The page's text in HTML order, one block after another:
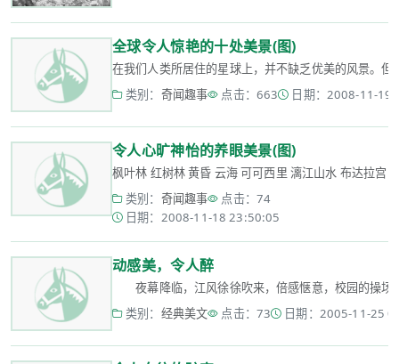
全球令人惊艳的十处美景(图)
在我们人类所居住的星球上，并不缺乏优美的风景。
类别： 奇闻趣事 点击：663 日期：2008-11-19
令人心旷神怡的养眼美景(图)
枫叶林 红树林 黄昏 云海 可可西里 漓江山水 布达拉宫
类别： 奇闻趣事
点击：74
日期：2008-11-18 23:50:05
动感美，令人醉
夜幕降临，江风徐徐吹来，倍感惬意，校园的操场
类别： 经典美文 点击：73 日期：2005-11-25